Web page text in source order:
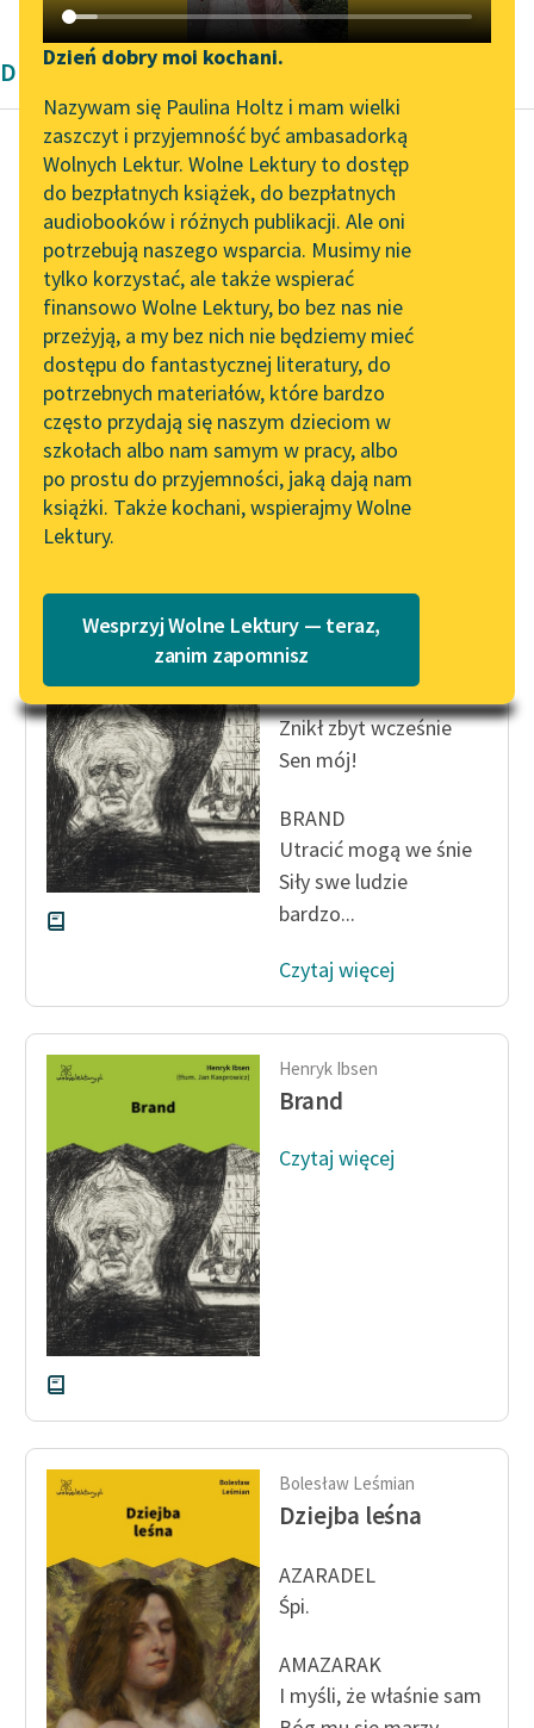
Katalog DAISY
Podkasty o książkach
Zgłoś brak utworu
Aktualności
Zapraszamy na spotkanie
online z tłumaczkami
literatury skandynawskiej
Spotkanie z Katarzyną
Tunkiel w Oslo
Wolne Lektury na 32.
Pol’and’Rock Festivalu
„Kochanek Lady
Chatterley” do słuchania
na Wolnych Lekturach
Nowy audiobook –
„Marzenie o Oriencie”
Lektury szkolne i klasyka
literatury do słuchania dla
uczennic i uczniów z
niepełnosprawnościami
E-kolekcja lektur
szkolnych i literatury do
słuchania dla uczennic i
uczniów z
Feministyczne inspiracje.
Popularyzacja
skandynawskiej literatury
feministycznej
Ręce pełne poezji
Kolekcje edukacyjne
twórców przechodzących
do domeny publicznej,
lektur szkolnych oraz
Starego Testamentu
Odkurzamy bohaterów
Szkoła Poezji Wolnych
Lektur
Narzędzia
Mapa Wolnych Lektur
Leśmianator
Przewodnik dla piszących i
czytających
API
OAI-PMH
Widget Wolnych Lektur
Przypisy
Katalog w formacie PDF
O nas
O projekcie
Zespół
Zasady wykorzystania
Dzień dobry moi kochani.
Nazywam się Paulina Holtz i mam wielki
zaszczyt i przyjemność być ambasadorką
Wolnych Lektur. Wolne Lektury to dostęp
do bezpłatnych książek, do bezpłatnych
audiobooków i różnych publikacji. Ale oni
potrzebują naszego wsparcia. Musimy nie
tylko korzystać, ale także wspierać
finansowo Wolne Lektury, bo bez nas nie
przeżyją, a my bez nich nie będziemy mieć
dostępu do fantastycznej literatury, do
potrzebnych materiałów, które bardzo
często przydają się naszym dzieciom w
szkołach albo nam samym w pracy, albo
po prostu do przyjemności, jaką dają nam
książki. Także kochani, wspierajmy Wolne
Lektury.
Wesprzyj Wolne Lektury — teraz,
zanim zapomnisz
Dramat wierszowany Modernizm
Henryk Ibsen
Brand
Brand, tej nocy w ten
mróz krzepki
Przyszło do mnie z
swej izdebki,
Przyszło świeże...
Czytaj więcej
Brand
Znikł zbyt wcześnie
Sen mój!
BRAND
Utracić mogą we śnie
Siły swe ludzie
bardzo...
Czytaj więcej
Henryk Ibsen
Brand
Czytaj więcej
Bolesław Leśmian
Dziejba leśna
AZARADEL
Śpi.
AMAZARAK
I myśli, że właśnie sam